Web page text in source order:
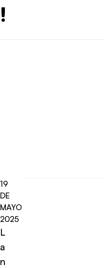
!
19
DE
MAYO
2025
L
a
n